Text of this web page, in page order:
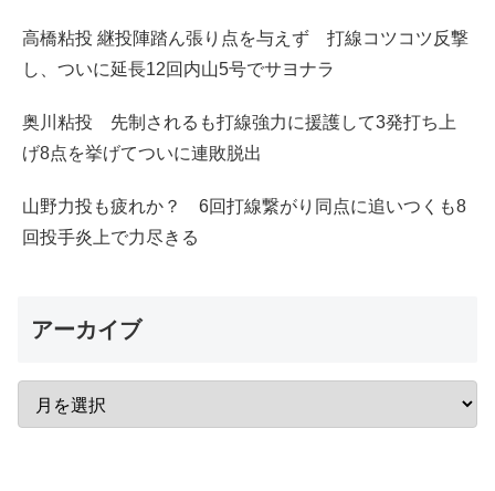
高橋粘投 継投陣踏ん張り点を与えず 打線コツコツ反撃
し、ついに延長12回内山5号でサヨナラ
奥川粘投 先制されるも打線強力に援護して3発打ち上
げ8点を挙げてついに連敗脱出
山野力投も疲れか？ 6回打線繋がり同点に追いつくも8
回投手炎上で力尽きる
アーカイブ